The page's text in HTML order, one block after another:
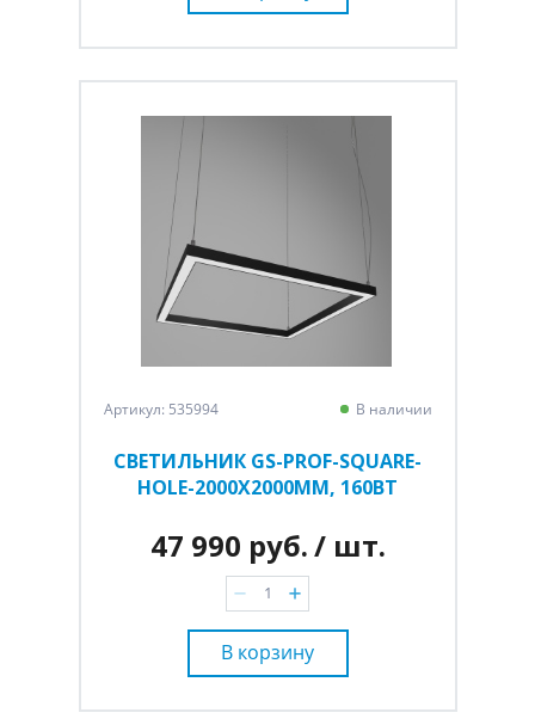
Артикул: 535994 В наличии
СВЕТИЛЬНИК GS-PROF-SQUARE-
HOLE-2000Х2000ММ, 160ВТ
47 990 руб./ шт.
В корзину